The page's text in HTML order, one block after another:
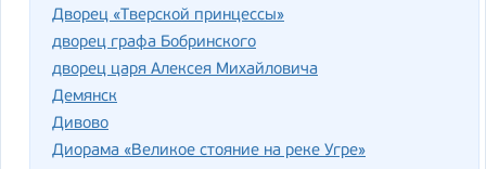
Дворец «Тверской принцессы»
дворец графа Бобринского
дворец царя Алексея Михайловича
Демянск
Дивово
Диорама «Великое стояние на реке Угре»